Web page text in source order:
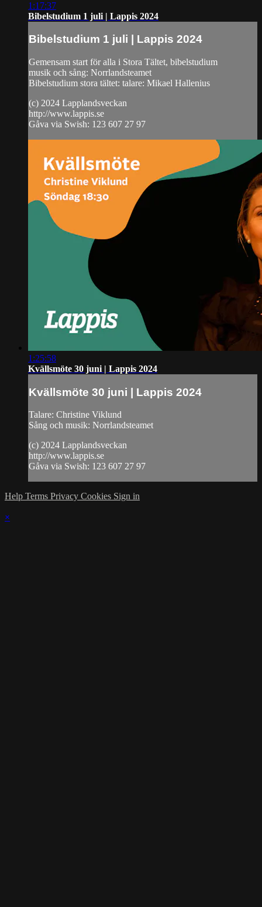
1:17:37
Bibelstudium 1 juli | Lappis 2024
Bibelstudium 1 juli | Lappis 2024
Gemensam start för alla i Stora Tältet, bibelstudium
musik och sång: Norrlandsteamet
Bibelstudium stora tältet: talare: Mikael Hallenius
(c) 2024 Lapplandsveckan
http://www.lappis.se
Gåva via Swish: 123 607 27 97
1:25:58
Kvällsmöte 30 juni | Lappis 2024
Kvällsmöte 30 juni | Lappis 2024
Talare: Christine Viklund
Sång och musik: Norrlandsteamet
(c) 2024 Lapplandsveckan
http://www.lappis.se
Gåva via Swish: 123 607 27 97
Help Terms Privacy Cookies Sign in
×